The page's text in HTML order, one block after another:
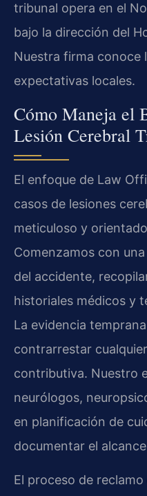
tribunal opera en el
bajo la dirección del
Nuestra firma conoce
expectativas locales.
Cómo Maneja el
Lesión Cerebral
El enfoque de Law
casos de lesiones
meticuloso y
Comenzamos con
del accidente,
historiales médicos y
La evidencia
contrarrestar
contributiva. Nuestro
neurólogos,
en planificación de
documentar el
El proceso de